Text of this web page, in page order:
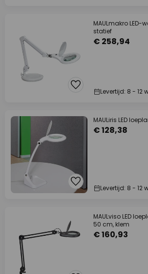
MAULmakro LED-
statief
€ 258,94
Levertijd: 8 - 12
MAULiris LED
€ 128,38
Levertijd: 8 - 12
MAULviso LED
50 cm, klem
€ 160,93